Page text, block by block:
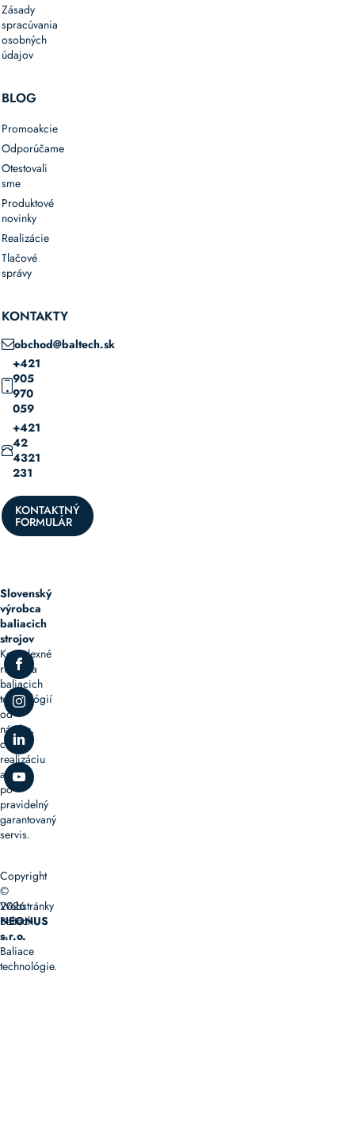
Zásady
spracúvania
osobných
údajov
BLOG
Promoakcie
Odporúčame
Otestovali
sme
Produktové
novinky
Realizácie
Tlačové
správy
KONTAKTY
obchod@baltech.sk
+421
905
970
059
+421
42
4321
231
KONTAKTNÝ
FORMULÁR
Slovenský
výrobca
baliacich
strojov
Komplexné
riešenia
baliacich
technológií
od
návrhu,
cez
realizáciu
až
po
pravidelný
garantovaný
servis.
Copyright
©
2026
Baltech
–
Baliace
technológie.
Webstránky
NEONUS
s.r.o.